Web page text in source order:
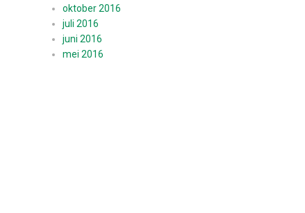
oktober 2016
juli 2016
juni 2016
mei 2016